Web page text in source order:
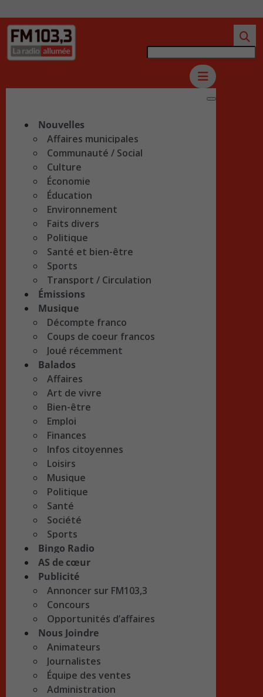
Nouvelles
Affaires municipales
Communauté / Social
Culture
Économie
Éducation
Environnement
Faits divers
Politique
Santé et bien-être
Sports
Transport / Circulation
Émissions
Musique
Décompte franco
Coups de coeur francos
Joué récemment
Balados
Affaires
Art de vivre
Bien-être
Emploi
Finances
Infos citoyennes
Loisirs
Musique
Politique
Santé
Société
Sports
Bingo Radio
AS de cœur
Publicité
Annoncer sur FM103,3
Concours
Opportunités d’affaires
Nous Joindre
Animateurs
Journalistes
Équipe des ventes
Administration